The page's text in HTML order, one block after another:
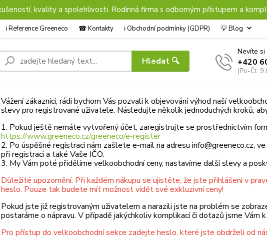
kvality a spolehlivosti. Rodinná firma s odborným přístupem a
ℹ︎ Reference Greeneco ☎︎ Kontakty ℹ︎ Obchodní podmínky (GDPR) 💡 Blog
Hledat 🔍
Nevíte si
+420
(Po-Čt:
Vážení zákazníci, rádi bychom Vás pozvali k objevování výhod naší
slevy pro registrované uživatele. Následujte několik jednoduchých kroků,
1. Pokud ještě nemáte vytvořený účet, zaregistrujte se prostřednictvím
https://www.greeneco.cz/greeneco/e-register
2. Po úspěšné registraci nám zašlete e-mail na adresu info@greeneco.cz,
při registraci a také Vaše IČO.
3. My Vám poté přidělíme velkoobchodní ceny, nastavíme další slevy a
Důležité upozornění: Při každém nákupu se ujistěte, že jste přihlášeni v
heslo. Pouze tak budete mít možnost vidět své exkluzivní ceny!
Pokud jste již registrovaným uživatelem a narazili jste na problém se
postaráme o nápravu. V případě jakýchkoliv komplikací či dotazů jsme Vám
Pro přístup do velkoobchodní sekce zadejte heslo, které jste obdrželi od